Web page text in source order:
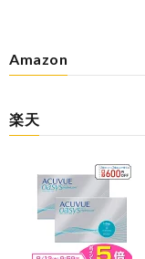
Amazon
楽天